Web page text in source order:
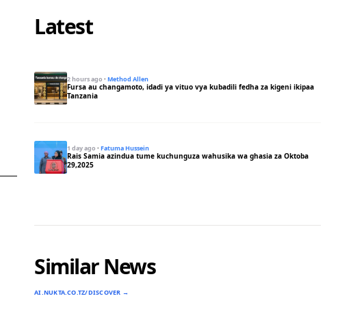
Latest
2 hours ago ·Method Allen
Fursa au changamoto, idadi ya vituo vya kubadili fedha za kigeni ikipaa
Tanzania
1 day ago ·Fatuma Hussein
Rais Samia azindua tume kuchunguza wahusika wa ghasia za Oktoba
29,2025
Similar News
AI.NUKTA.CO.TZ/DISCOVER →